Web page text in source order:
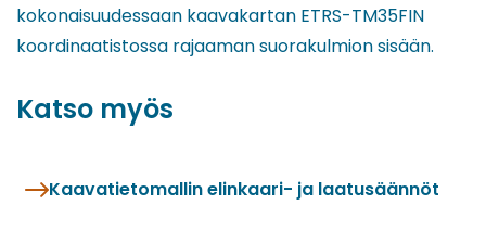
kokonaisuudessaan kaavakartan ETRS-TM35FIN
koordinaatistossa rajaaman suorakulmion sisään.
Katso myös
Kaavatietomallin elinkaari- ja laatusäännöt